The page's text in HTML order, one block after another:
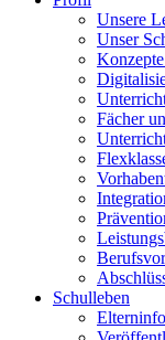
Unsere
Unser
Fächer
Schulleben